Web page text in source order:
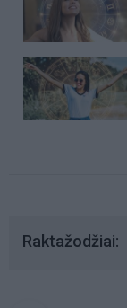
Raktažodžiai